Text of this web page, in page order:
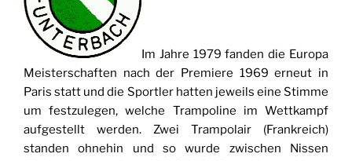
Im Jahre 1979 fanden die Europa
Meisterschaften nach der Premiere 1969 erneut in
Paris statt und die Sportler hatten jeweils eine Stimme
um festzulegen, welche Trampoline im Wettkampf
aufgestellt werden. Zwei Trampolair (Frankreich)
standen ohnehin und so wurde zwischen Nissen